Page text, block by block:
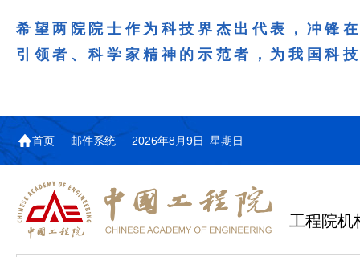
希望两院院士作为科技界杰出代表，冲锋
引领者、科学家精神的示范者，为我国科
首页 邮件系统 2026年8月9日 星期日
工程院机